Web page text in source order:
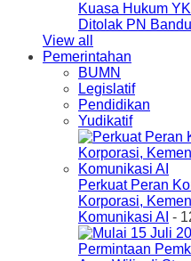
Kuasa Hukum
Ditolak PN
View all
Pemerintahan
BUMN
Legislatif
Pendidikan
Yudikatif
Perkuat Peran
Korporasi,
Komunikasi AI -